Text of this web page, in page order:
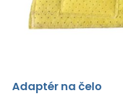
Adaptér na čelo